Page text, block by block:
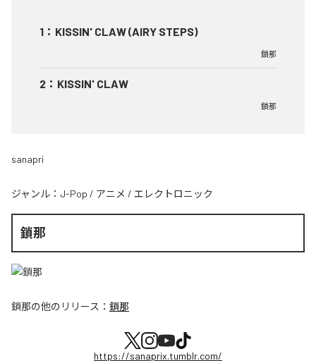
1 ： KISSIN' CLAW (AIRY STEPS)
鎖那
2 ： KISSIN' CLAW
鎖那
sanapri
ジャンル： J-Pop / アニメ / エレクトロニック
鎖那
鎖那の他のリリース： 鎖那
https://sanaprix.tumblr.com/